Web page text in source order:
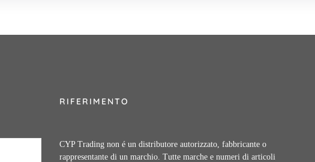
RIFERIMENTO
CYP Trading non é un distributore autorizzato, fabbricante o
rappresentante di un marchio. Tutte marche e numeri di articoli